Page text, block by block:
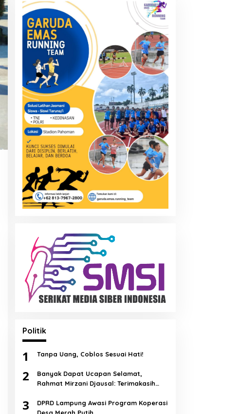
Politik
1 Tanpa Uang, Coblos Sesuai Hati!
2
Banyak Dapat Ucapan Selamat,
Rahmat Mirzani Djausal: Terimakasih
3
DPRD Lampung Awasi Program Koperasi